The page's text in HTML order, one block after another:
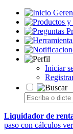
Iniciar
Liquidador de
paso con cálculos